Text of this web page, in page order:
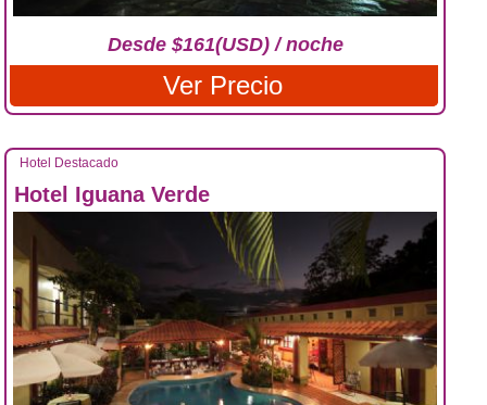
Desde $161(USD) / noche
Ver Precio
Hotel Destacado
Hotel Iguana Verde